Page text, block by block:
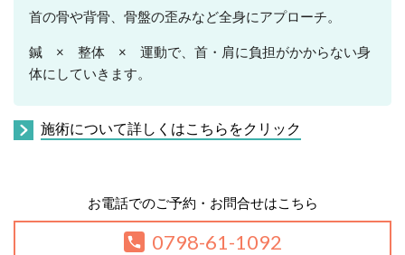
首の骨や背骨、骨盤の歪みなど全身にアプローチ。
鍼 × 整体 × 運動で、首・肩に負担がかからない身
体にしていきます。
施術について詳しくはこちらをクリック
お電話でのご予約・お問合せはこちら
0798-61-1092